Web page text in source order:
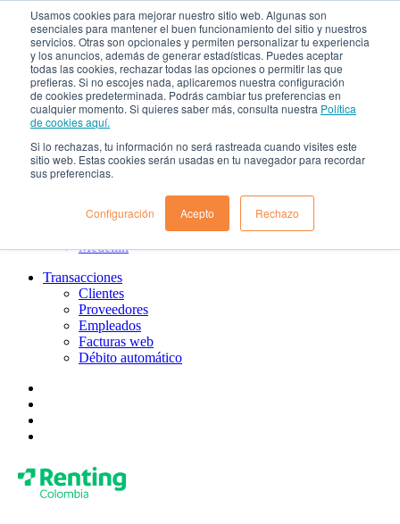
Usamos cookies para mejorar nuestro sitio web. Algunas son
esenciales para mantener el buen funcionamiento del sitio y nuestros
servicios. Otras son opcionales y permiten personalizar tu experiencia
y los anuncios, además de generar estadísticas. Puedes aceptar
todas las cookies, rechazar todas las opciones o permitir las que
prefieras. Si no escojes nada, aplicaremos nuestra configuración
de cookies predeterminada. Podrás cambiar tus preferencias en
cualquier momento. Si quieres saber más, consulta nuestra Política
de cookies aquí.
Si lo rechazas, tu información no será rastreada cuando visites este
sitio web. Estas cookies serán usadas en tu navegador para recordar
sus preferencias.
Configuración Acepto Rechazo
¿Qué es el renting?
Nosotros
Nuestra cultura
Gobierno corporativo
Política de tratamiento de datos
Ayuda
Guías de Usuario clientes
PQRs
Aprende más
¿Dónde estamos?
Bogotá
Medellin
Transacciones
Clientes
Proveedores
Empleados
Facturas web
Débito automático